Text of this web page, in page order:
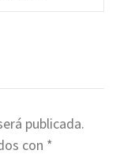
publicada.
con *